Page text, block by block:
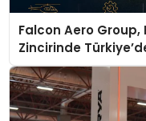
Falcon Aero Group,
Zincirinde